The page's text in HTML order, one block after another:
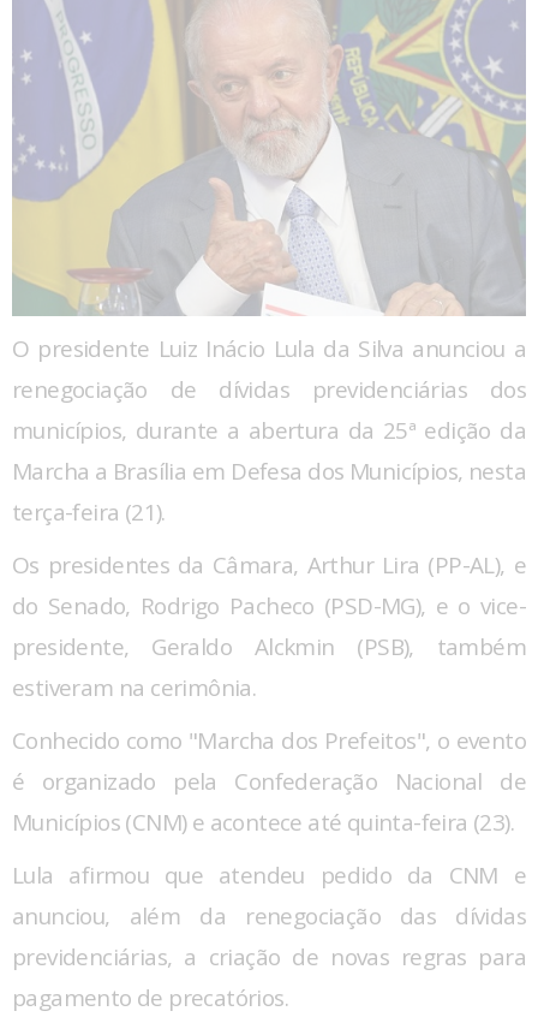
O presidente Luiz Inácio Lula da Silva anunciou a
renegociação de dívidas previdenciárias dos
municípios, durante a abertura da 25ª edição da
Marcha a Brasília em Defesa dos Municípios, nesta
terça-feira (21).
Os presidentes da Câmara, Arthur Lira (PP-AL), e
do Senado, Rodrigo Pacheco (PSD-MG), e o vice-
presidente, Geraldo Alckmin (PSB), também
estiveram na cerimônia.
Conhecido como "Marcha dos Prefeitos", o evento
é organizado pela Confederação Nacional de
Municípios (CNM) e acontece até quinta-feira (23).
Lula afirmou que atendeu pedido da CNM e
anunciou, além da renegociação das dívidas
previdenciárias, a criação de novas regras para
pagamento de precatórios.